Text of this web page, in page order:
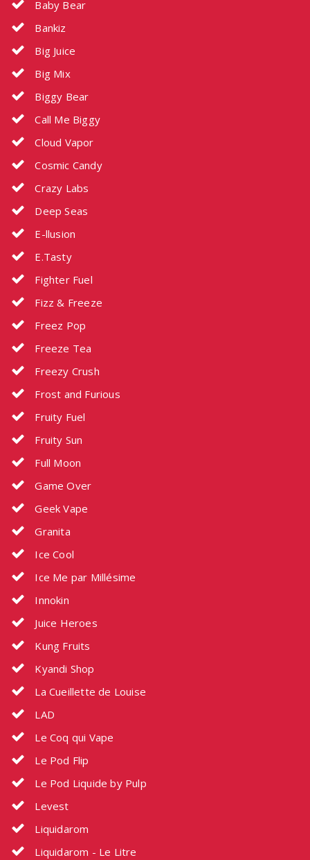
Baby Bear
Bankiz
Big Juice
Big Mix
Biggy Bear
Call Me Biggy
Cloud Vapor
Cosmic Candy
Crazy Labs
Deep Seas
E-llusion
E.Tasty
Fighter Fuel
Fizz & Freeze
Freez Pop
Freeze Tea
Freezy Crush
Frost and Furious
Fruity Fuel
Fruity Sun
Full Moon
Game Over
Geek Vape
Granita
Ice Cool
Ice Me par Millésime
Innokin
Juice Heroes
Kung Fruits
Kyandi Shop
La Cueillette de Louise
LAD
Le Coq qui Vape
Le Pod Flip
Le Pod Liquide by Pulp
Levest
Liquidarom
Liquidarom - Le Litre